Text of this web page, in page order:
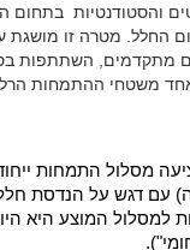
והסטודנטיות בתחום
החלל. מטרה זו מושגת
מתקדמים, השתתפות
משטחי ההתמחות
מסלול התמחות
עם דגש על הנדסת
למסלול המוצע היא